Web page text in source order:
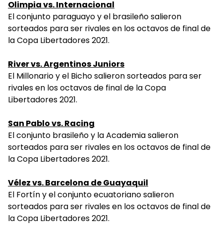
Olimpia vs. Internacional
El conjunto paraguayo y el brasileño salieron
sorteados para ser rivales en los octavos de final de
la Copa Libertadores 2021.
River vs. Argentinos Juniors
El Millonario y el Bicho salieron sorteados para ser
rivales en los octavos de final de la Copa
Libertadores 2021.
San Pablo vs. Racing
El conjunto brasileño y la Academia salieron
sorteados para ser rivales en los octavos de final de
la Copa Libertadores 2021.
Vélez vs. Barcelona de Guayaquil
El Fortín y el conjunto ecuatoriano salieron
sorteados para ser rivales en los octavos de final de
la Copa Libertadores 2021.